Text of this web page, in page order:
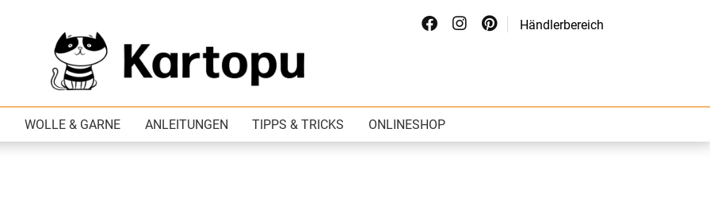
Händlerbereich
WOLLE & GARNE ANLEITUNGEN TIPPS & TRICKS ONLINESHOP